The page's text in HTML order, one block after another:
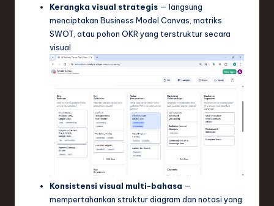
Kerangka visual strategis — langsung
menciptakan Business Model Canvas, matriks
SWOT, atau pohon OKR yang terstruktur secara
visual
Konsistensi visual multi-bahasa —
mempertahankan struktur diagram dan notasi yang